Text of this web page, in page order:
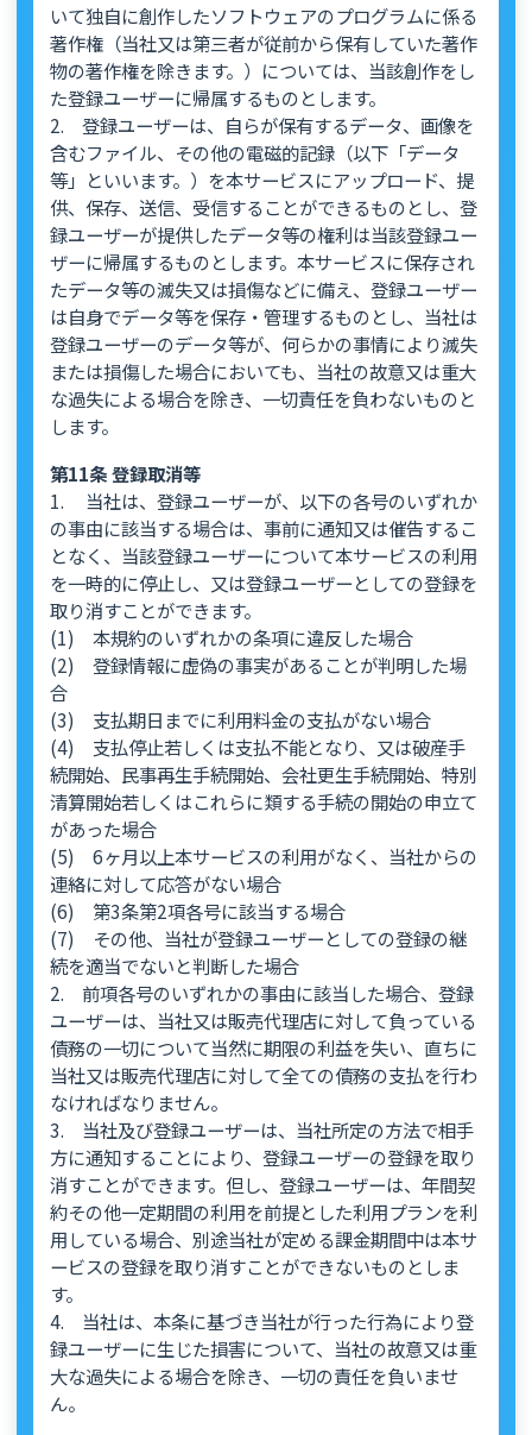
いて独自に創作したソフトウェアのプログラムに係る
著作権（当社又は第三者が従前から保有していた著作
物の著作権を除きます。）については、当該創作をし
た登録ユーザーに帰属するものとします。
2. 登録ユーザーは、自らが保有するデータ、画像を
含むファイル、その他の電磁的記録（以下「データ
等」といいます。）を本サービスにアップロード、提
供、保存、送信、受信することができるものとし、登
録ユーザーが提供したデータ等の権利は当該登録ユー
ザーに帰属するものとします。本サービスに保存され
たデータ等の滅失又は損傷などに備え、登録ユーザー
は自身でデータ等を保存・管理するものとし、当社は
登録ユーザーのデータ等が、何らかの事情により滅失
または損傷した場合においても、当社の故意又は重大
な過失による場合を除き、一切責任を負わないものと
します。
第11条 登録取消等
1. 当社は、登録ユーザーが、以下の各号のいずれか
の事由に該当する場合は、事前に通知又は催告するこ
となく、当該登録ユーザーについて本サービスの利用
を一時的に停止し、又は登録ユーザーとしての登録を
取り消すことができます。
(1) 本規約のいずれかの条項に違反した場合
(2) 登録情報に虚偽の事実があることが判明した場
合
(3) 支払期日までに利用料金の支払がない場合
(4) 支払停止若しくは支払不能となり、又は破産手
続開始、民事再生手続開始、会社更生手続開始、特別
清算開始若しくはこれらに類する手続の開始の申立て
があった場合
(5) 6ヶ月以上本サービスの利用がなく、当社からの
連絡に対して応答がない場合
(6) 第3条第2項各号に該当する場合
(7) その他、当社が登録ユーザーとしての登録の継
続を適当でないと判断した場合
2. 前項各号のいずれかの事由に該当した場合、登録
ユーザーは、当社又は販売代理店に対して負っている
債務の一切について当然に期限の利益を失い、直ちに
当社又は販売代理店に対して全ての債務の支払を行わ
なければなりません。
3. 当社及び登録ユーザーは、当社所定の方法で相手
方に通知することにより、登録ユーザーの登録を取り
消すことができます。但し、登録ユーザーは、年間契
約その他一定期間の利用を前提とした利用プランを利
用している場合、別途当社が定める課金期間中は本サ
ービスの登録を取り消すことができないものとしま
す。
4. 当社は、本条に基づき当社が行った行為により登
録ユーザーに生じた損害について、当社の故意又は重
大な過失による場合を除き、一切の責任を負いませ
ん。